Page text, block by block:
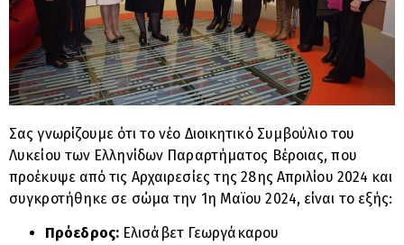
Σας γνωρίζουμε ότι το νέο Διοικητικό Συμβούλιο του
Λυκείου των Ελληνίδων Παραρτήματος Βέροιας, που
προέκυψε από τις Αρχαιρεσίες της 28ης Απριλίου 2024 και
συγκροτήθηκε σε σώμα την 1η Μαϊου 2024, είναι το εξής:
Πρόεδρος:Ελισάβετ Γεωργάκαρου